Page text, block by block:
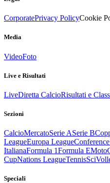
CorporatePrivacy PolicyCookie
Media
VideoFoto
Live e Risultati
LiveDiretta CalcioRisultati e
Sezioni
CalcioMercatoSerie ASerie B
LeagueEuropa League
ItalianaFormula 1Formula E
CupNations LeagueTennisSci
Speciali